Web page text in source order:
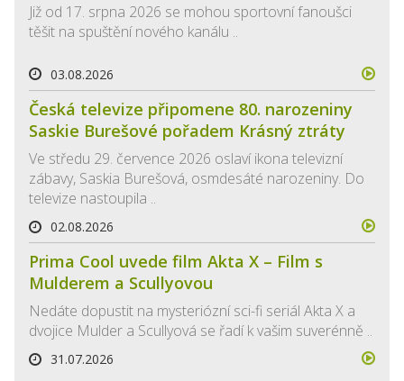
Již od 17. srpna 2026 se mohou sportovní fanoušci
těšit na spuštění nového kanálu ..
03.08.2026
Česká televize připomene 80. narozeniny
Saskie Burešové pořadem Krásný ztráty
Ve středu 29. července 2026 oslaví ikona televizní
zábavy, Saskia Burešová, osmdesáté narozeniny. Do
televize nastoupila ..
02.08.2026
Prima Cool uvede film Akta X – Film s
Mulderem a Scullyovou
Nedáte dopustit na mysteriózní sci-fi seriál Akta X a
dvojice Mulder a Scullyová se řadí k vašim suverénně ..
31.07.2026